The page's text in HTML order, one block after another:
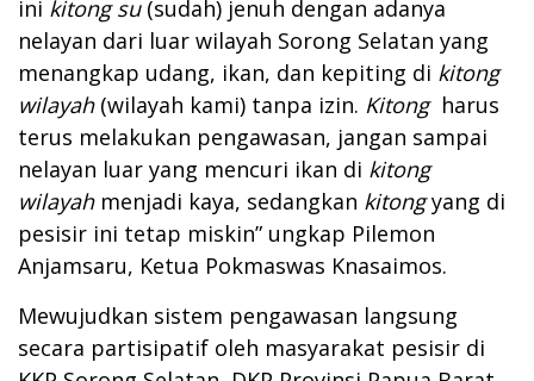
ini kitong su(sudah) jenuh dengan adanya
nelayan dari luar wilayah Sorong Selatan yang
menangkap udang, ikan, dan kepiting di kitong
wilayah(wilayah kami) tanpa izin. Kitongharus
terus melakukan pengawasan, jangan sampai
nelayan luar yang mencuri ikan di kitong
wilayah menjadi kaya, sedangkan kitongyang di
pesisir ini tetap miskin” ungkap Pilemon
Anjamsaru, Ketua Pokmaswas Knasaimos.
Mewujudkan sistem pengawasan langsung
secara partisipatif oleh masyarakat pesisir di